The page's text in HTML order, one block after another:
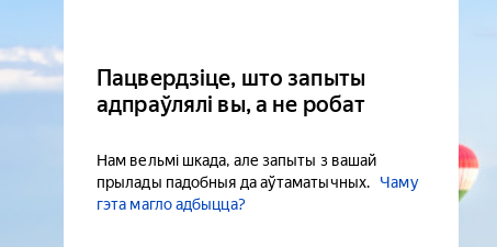
Пацвердзіце, што запыты
адпраўлялі вы, а не робат
Нам вельмі шкада, але запыты з вашай
прылады падобныя да аўтаматычных.
Чаму
гэта магло адбыцца?